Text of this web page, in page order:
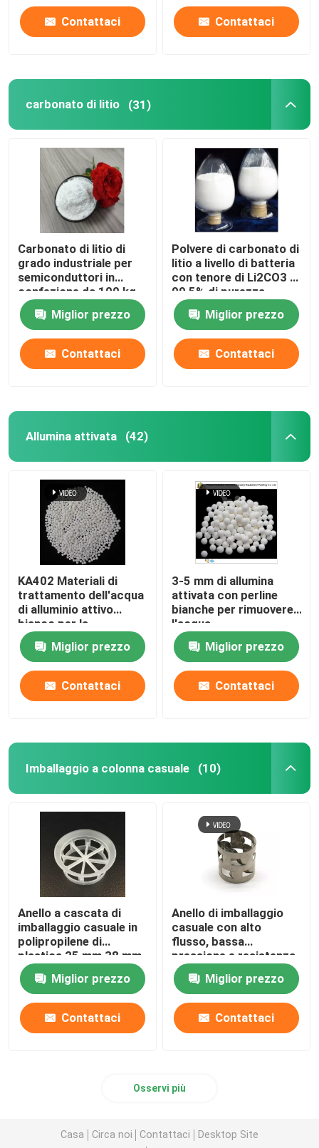
Contattaci Contattaci
carbonato di litio (31)
Carbonato di litio di
grado industriale per
semiconduttori in
confezione da 100 kg
Miglior prezzo
Contattaci
Polvere di carbonato di
litio a livello di batteria
con tenore di Li2CO3 ≥
99,5% di purezza
Miglior prezzo
Contattaci
Allumina attivata (42)
KA402 Materiali di
trattamento dell'acqua
di alluminio attivo
bianco per la
defluorazione
Miglior prezzo
Contattaci
3-5 mm di allumina
attivata con perline
bianche per rimuovere
l'acqua
dall'asciugatrice ad
aria
Miglior prezzo
Contattaci
Imballaggio a colonna casuale (10)
Anello a cascata di
imballaggio casuale in
polipropilene di
plastica 25 mm 38 mm
50 mm 76 mm
Miglior prezzo
Contattaci
Anello di imballaggio
casuale con alto
flusso, bassa
pressione e resistenza
Miglior prezzo
Contattaci
Osservi più
Casa Circa noi Contattaci
Desktop Site